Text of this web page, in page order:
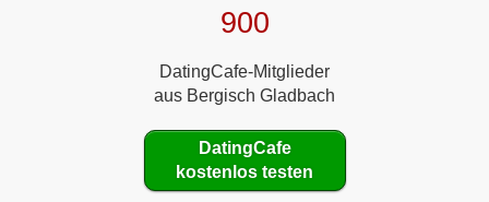
900
DatingCafe-Mitglieder
aus Bergisch Gladbach
DatingCafe
kostenlos testen